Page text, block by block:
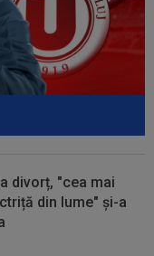
divorț, "cea mai
din lume" și-a